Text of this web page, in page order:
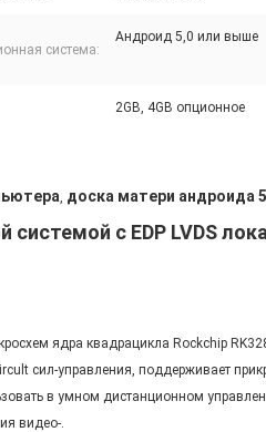
система:
Андроид 5,0 или выше
2GB, 4GB опционное
доска матери андроида 5
с EDP LVDS
ядра квадрацикла Rockchip
сил-управления, поддерживает
в умном дистанционном
видео-.